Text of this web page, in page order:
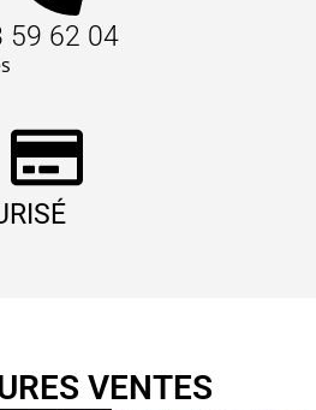
59 62 04
VENTES